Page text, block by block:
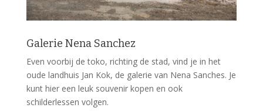
Galerie Nena Sanchez
Even voorbij de toko, richting de stad, vind je in het
oude landhuis Jan Kok, de galerie van Nena Sanches. Je
kunt hier een leuk souvenir kopen en ook
schilderlessen volgen.